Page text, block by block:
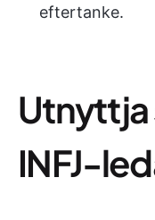
eftertanke.
Utnyttja
INFJ-